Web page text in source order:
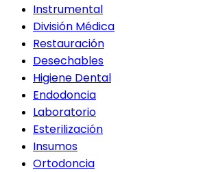
Instrumental
División Médica
Restauración
Desechables
Higiene Dental
Endodoncia
Laboratorio
Esterilización
Insumos
Ortodoncia